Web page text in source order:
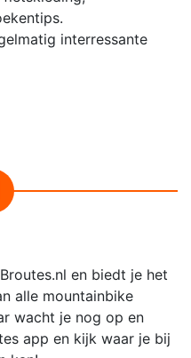
interressante
en biedt je het
alle mountainbike
wacht je nog op en
app en kijk waar je bij